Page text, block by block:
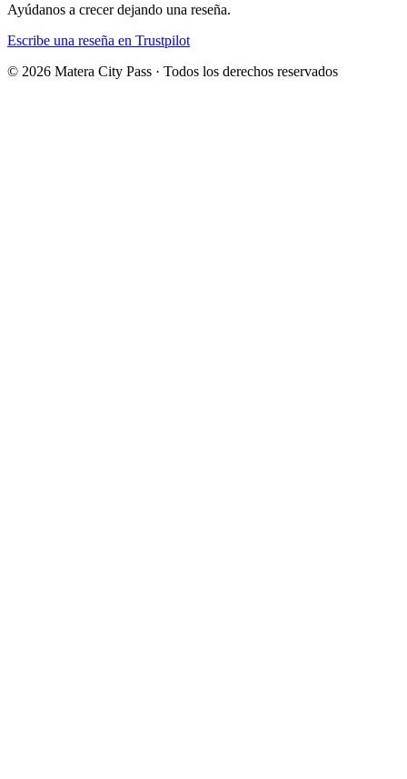
Ayúdanos a crecer dejando una reseña.
Escribe una reseña en Trustpilot
© 2026 Matera City Pass · Todos los derechos reservados